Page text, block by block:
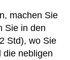
machen Sie
Sie in den
Std), wo Sie
die neb­li­gen